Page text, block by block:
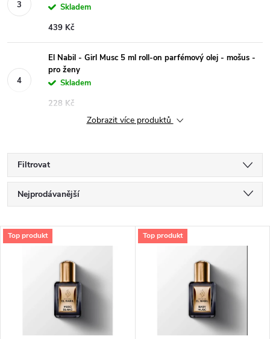
Skladem
439 Kč
El Nabil - Girl Musc 5 ml roll-on parfémový olej - mošus -
pro ženy
Skladem
228 Kč
Zobrazit více produktů
Filtrovat
Ř
a
Nejprodávanější
Nejdražší
V
Top produkt Top produkt